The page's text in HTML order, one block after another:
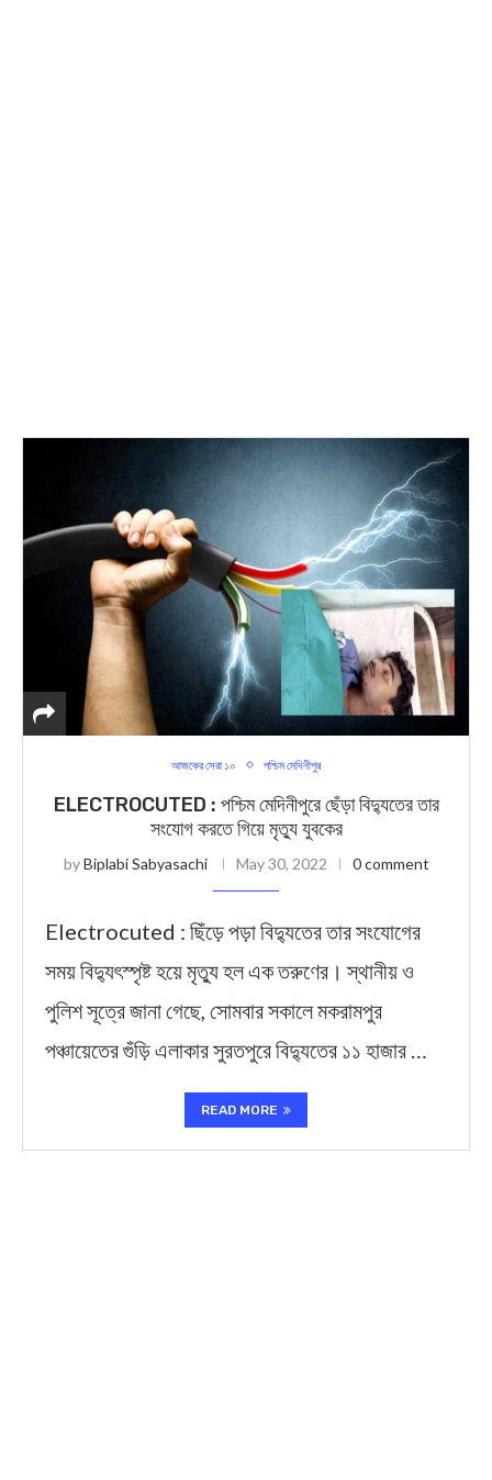
আজকের সেরা ১০ পশ্চিম মেদিনীপুর
ELECTROCUTED : পশ্চিম মেদিনীপুরে ছেঁড়া বিদ্যুতের তার
সংযোগ করতে গিয়ে মৃত্যু যুবকের
byBiplabi Sabyasachi May 30, 2022 0 comment
Electrocuted : ছিঁড়ে পড়া বিদ্যুতের তার সংযোগের
সময় বিদ্যুৎস্পৃষ্ট হয়ে মৃত্যু হল এক তরুণের। স্থানীয় ও
পুলিশ সূত্রে জানা গেছে, সোমবার সকালে মকরামপুর
পঞ্চায়েতের গুঁড়ি এলাকার সুরতপুরে বিদ্যুতের ১১ হাজার …
READ MORE